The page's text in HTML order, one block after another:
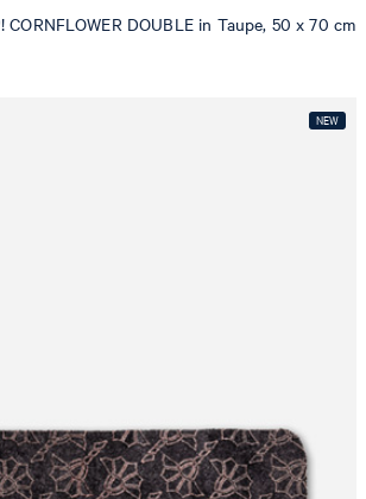
CORNFLOWER DOUBLE in Taupe, 50 x 70 cm